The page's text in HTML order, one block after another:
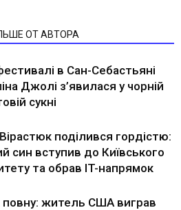
ОТ АВТОРА
в Сан-Себастьяні
Джолі з’явилася у чорній
сукні
поділився гордістю:
син вступив до Київського
та обрав IT-напрямок
повну: житель США виграв